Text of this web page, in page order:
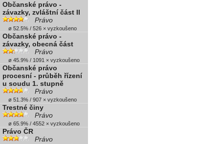
Občanské právo -
závazky, zvláštní část II
Právo
ø 52.5% / 526 × vyzkoušeno
Občanské právo -
závazky, obecná část
Právo
ø 45.9% / 1091 × vyzkoušeno
Občanské právo
procesní - průběh řízení
u soudu 1. stupně
Právo
ø 51.3% / 907 × vyzkoušeno
Trestné činy
Právo
ø 65.9% / 4552 × vyzkoušeno
Právo ČR
Právo